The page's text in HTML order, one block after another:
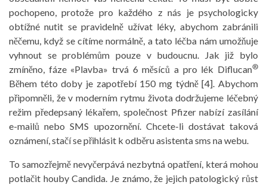
pochopeno, protože pro každého z nás je psychologicky
obtížné nutit se pravidelně užívat léky, abychom zabránili
něčemu, když se cítíme normálně, a tato léčba nám umožňuje
vyhnout se problémům pouze v budoucnu. Jak již bylo
zmíněno, fáze «Plavba» trvá 6 měsíců a pro lék Diflucan®
Během této doby je zapotřebí 150 mg týdně [4]. Abychom
připomněli, že v moderním rytmu života dodržujeme léčebný
režim předepsaný lékařem, společnost Pfizer nabízí zasílání
e-mailů nebo SMS upozornění. Chcete-li dostávat taková
oznámení, stačí se přihlásit k odběru asistenta sms na webu.
To samozřejmě nevyčerpává nezbytná opatření, která mohou
potlačit houby Candida. Je známo, že jejich patologický růst